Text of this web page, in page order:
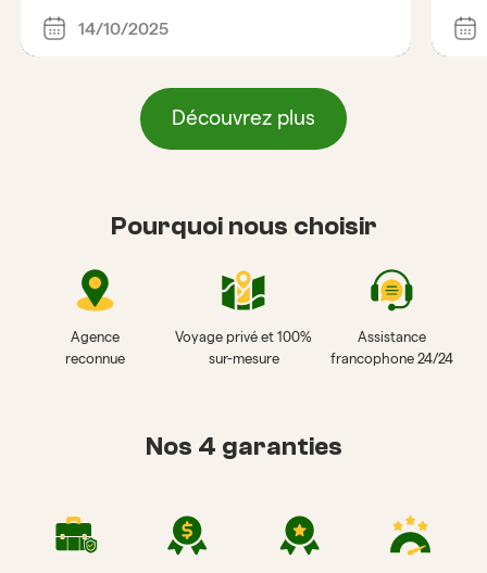
14/10/2025
Découvrez plus
Pourquoi nous choisir
Agence
reconnue
Voyage privé et 100%
sur-mesure
Assistance
francophone 24/24
Nos 4 garanties